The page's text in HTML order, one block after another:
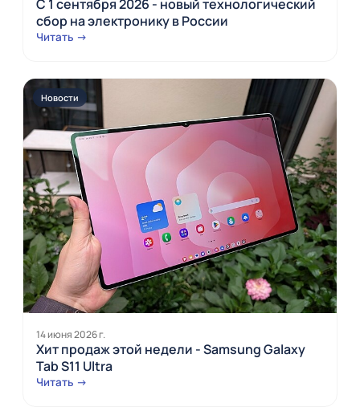
С 1 сентября 2026 - новый технологический
сбор на электронику в России
Читать →
Новости
14 июня 2026 г.
Хит продаж этой недели - Samsung Galaxy
Tab S11 Ultra
Читать →